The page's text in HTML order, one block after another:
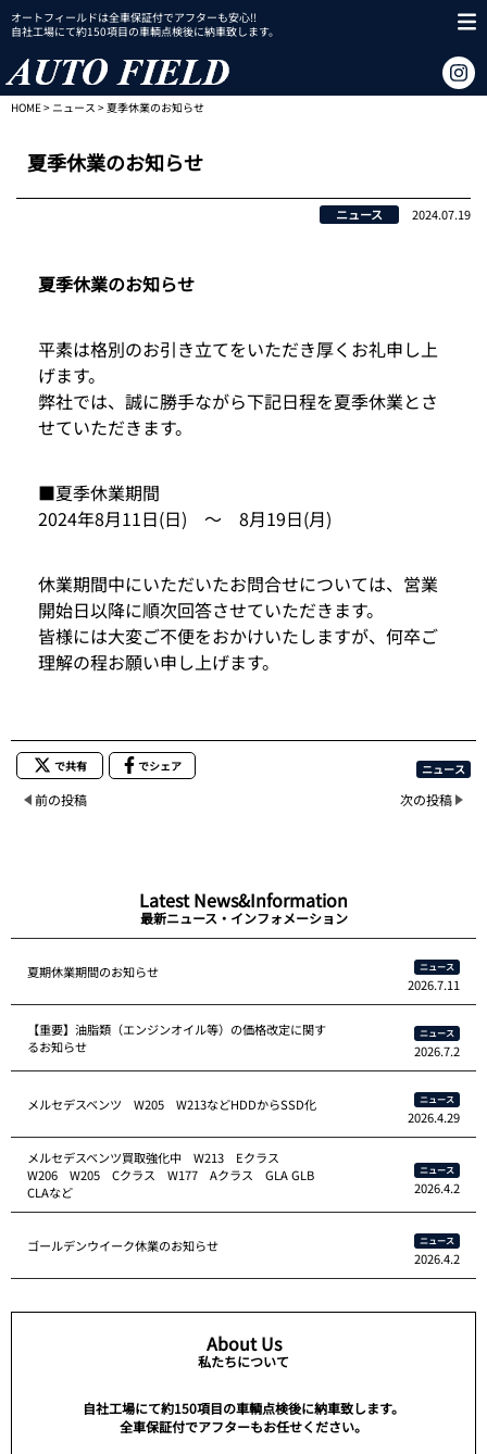
オートフィールドは全車保証付でアフターも安心!!
自社工場にて約150項目の車輌点検後に納車致します。
HOME> ニュース > 夏季休業のお知らせ
夏季休業のお知らせ
ニュース 2024.07.19
夏季休業のお知らせ
平素は格別のお引き立てをいただき厚くお礼申し上
げます。
弊社では、誠に勝手ながら下記日程を夏季休業とさ
せていただきます。
■夏季休業期間
2024年8月11日(日) ～ 8月19日(月)
休業期間中にいただいたお問合せについては、営業
開始日以降に順次回答させていただきます。
皆様には大変ご不便をおかけいたしますが、何卒ご
理解の程お願い申し上げます。
で共有 でシェア ニュース
前の投稿 次の投稿
Latest News&Information
最新ニュース・インフォメーション
夏期休業期間のお知らせ ニュース
2026.7.11
【重要】油脂類（エンジンオイル等）の価格改定に関す
るお知らせ
ニュース
2026.7.2
メルセデスベンツ W205 W213などHDDからSSD化 ニュース
2026.4.29
メルセデスベンツ買取強化中 W213 Eクラス
W206 W205 Cクラス W177 Aクラス GLA GLB
CLAなど
ニュース
2026.4.2
ゴールデンウイーク休業のお知らせ ニュース
2026.4.2
About Us
私たちについて
自社工場にて約150項目の車輌点検後に納車致します。
全車保証付でアフターもお任せください。